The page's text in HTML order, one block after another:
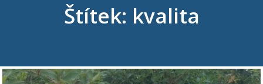
Štítek: kvalita